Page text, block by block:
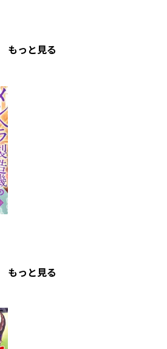
もっと見る
もっと見る